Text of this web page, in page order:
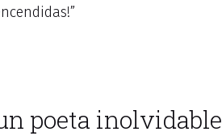
poeta inolvidable